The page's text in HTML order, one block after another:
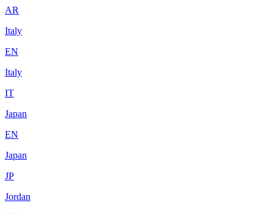
AR
Italy
EN
Italy
IT
Japan
EN
Japan
JP
Jordan